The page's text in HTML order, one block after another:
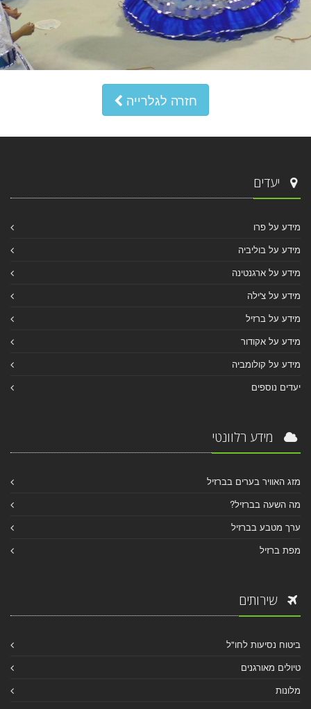
חזרה לגלרייה
יעדים
מידע על פרו
מידע על בוליביה
מידע על ארגנטינה
מידע על צ'ילה
מידע על ברזיל
מידע על אקודור
מידע על קולומביה
יעדים נוספים
מידע רלוונטי
מזג האוויר בערים בברזיל
מה השעה בברזיל?
ערך מטבע בברזיל
מפת ברזיל
שירותים
ביטוח נסיעות לחו"ל
טיולים מאורגנים
מלונות